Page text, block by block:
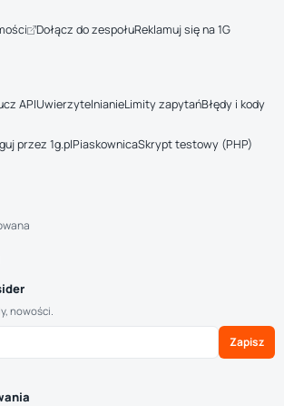
Dołącz do zespołuReklamuj się na 1G
APIUwierzytelnianieLimity zapytańBłędy i kody
przez 1g.plPiaskownicaSkrypt testowy (PHP)
nowości.
Zapisz